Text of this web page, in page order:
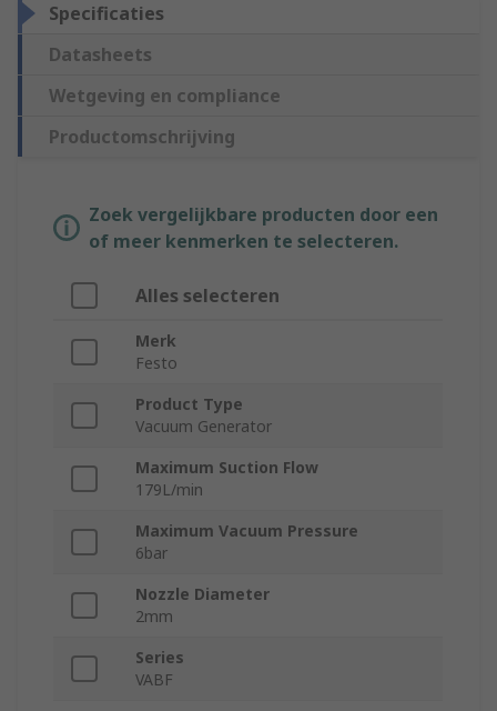
Specificaties
Datasheets
Wetgeving en compliance
Productomschrijving
Zoek vergelijkbare producten door een
of meer kenmerken te selecteren.
Alles selecteren
Merk
Festo
Product Type
Vacuum Generator
Maximum Suction Flow
179L/min
Maximum Vacuum Pressure
6bar
Nozzle Diameter
2mm
Series
VABF